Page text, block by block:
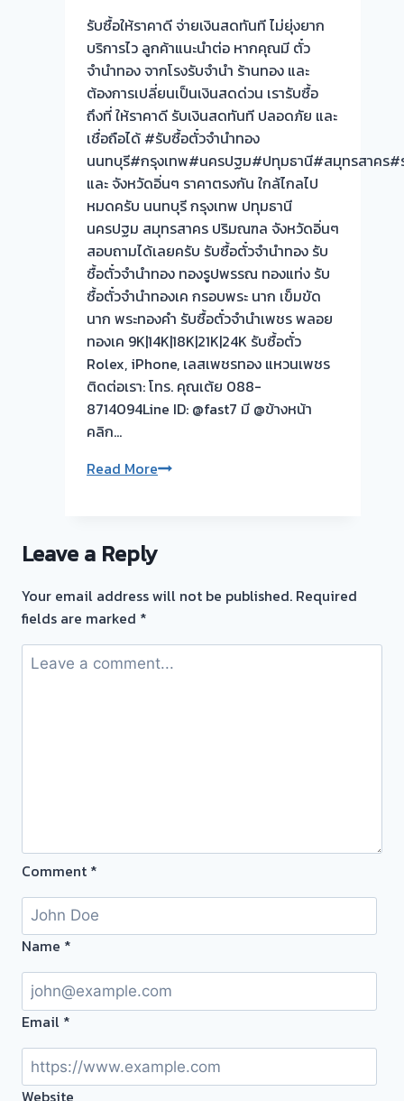
ทันที
ไม่
ต้อง
รอ
จบไว
📌
ผล
งาน
วัน
นี➡️รับ
ซื้อ
ตั๋ว
จำนำ
ทอง
บางซื่อ
กรุงเทพ
🇹🇭
รับ
ตั๋ว
บริการ
หน้า
ฟรี
บางซื่อ
รับซื้อให้ราคาดี จ่ายเงินสดทันที ไม่ยุ่งยาก
บริการไว ลูกค้าแนะนำต่อ หากคุณมี ตั๋ว
จำนำทอง จากโรงรับจำนำ ร้านทอง และ
ต้องการเปลี่ยนเป็นเงินสดด่วน เรารับซื้อ
ถึงที่ ให้ราคาดี รับเงินสดทันที ปลอดภัย และ
เชื่อถือได้ #รับซื้อตั๋วจำนำทอง
นนทบุรี#กรุงเทพ#นครปฐม#ปทุมธานี#สมุทรสาคร#
และ จังหวัดอิ่นๆ ราคาตรงกัน ใกล้ไกลไป
หมดครับ นนทบุรี กรุงเทพ ปทุมธานี
นครปฐม สมุทรสาคร ปริมณฑล จังหวัดอิ่นๆ
สอบถามได้เลยครับ รับซื้อตั๋วจำนำทอง รับ
ซื้อตั๋วจำนำทอง ทองรูปพรรณ ทองแท่ง รับ
ซื้อตั๋วจำนำทองเค กรอบพระ นาก เข็มขัด
นาก พระทองคำ รับซื้อตั๋วจำนำเพชร พลอย
ทองเค 9K|14K|18K|21K|24K รับซื้อตั๋ว
Rolex, iPhone, เลสเพชรทอง แหวนเพชร
ติดต่อเรา: โทร. คุณเต้ย 088-
8714094Line ID: @fast7 มี @ข้างหน้า
คลิก…
Read Moreรับ
ทอง
บริการ
รับ
ไถ่ถอน
ตั๋ว
จ่าย
ทันที
ต้อง
รอ
📌
ผล
Leave a Reply
Your email address will not be published. Required
fields are marked *
Comment *
Name *
Email *